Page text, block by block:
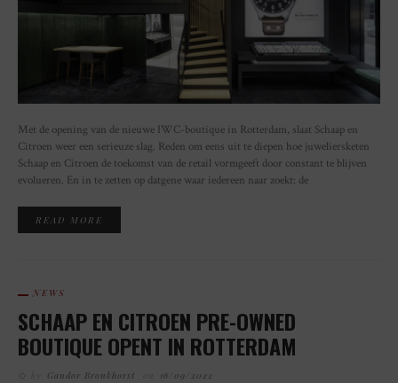
Met de opening van de nieuwe IWC-boutique in Rotterdam, slaat Schaap en
Citroen weer een serieuze slag. Reden om eens uit te diepen hoe juweliersketen
Schaap en Citroen de toekomst van de retail vormgeeft door constant te blijven
evolueren. En in te zetten op datgene waar iedereen naar zoekt: de
READ MORE
NEWS
SCHAAP EN CITROEN PRE-OWNED
BOUTIQUE OPENT IN ROTTERDAM
Gandor Bronkhorst 16/09/2022